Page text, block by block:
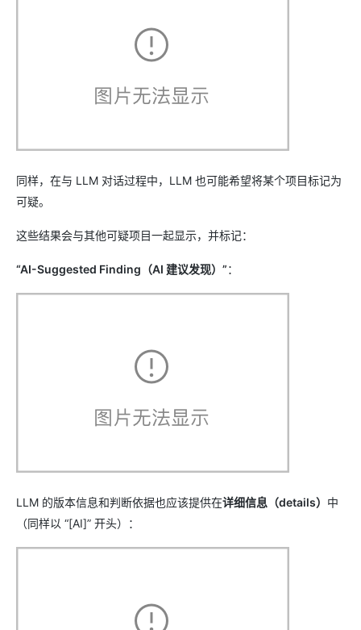
同样，在与 LLM 对话过程中，LLM 也可能希望将某个项目标记为
可疑。
这些结果会与其他可疑项目一起显示，并标记：
“AI-Suggested Finding（AI 建议发现）”：
LLM 的版本信息和判断依据也应该提供在详细信息（details） 中
（同样以 “[AI]” 开头）：